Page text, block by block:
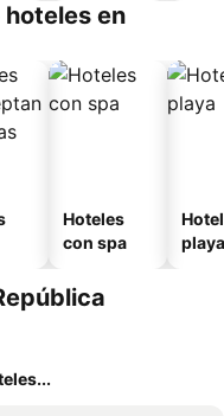
en
Hoteles
con spa
playa